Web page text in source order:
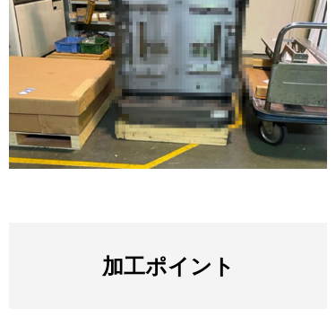
加工ポイント